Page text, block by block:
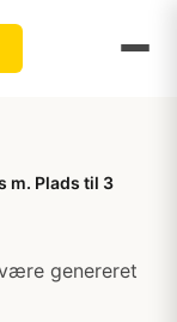
m. Plads til 3
genereret